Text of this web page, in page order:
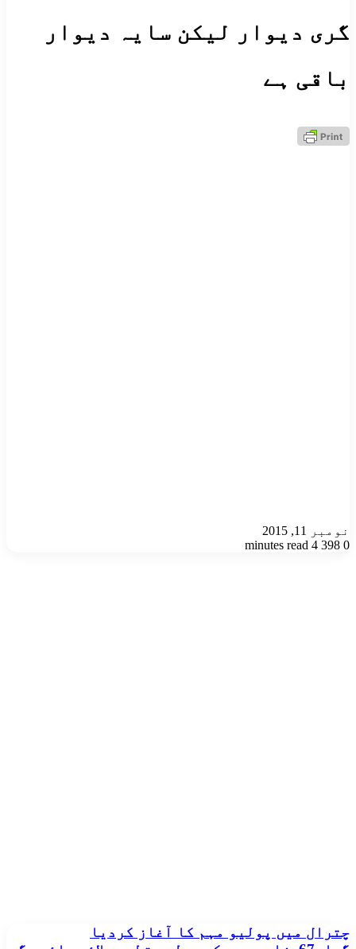
گری دیوار لیکن سایہ دیوار
باقی ہے
نومبر 11, 2015
0
4 minutes read
چترال
میں
چترال میں پولیو مہم کا آغاز کردیا